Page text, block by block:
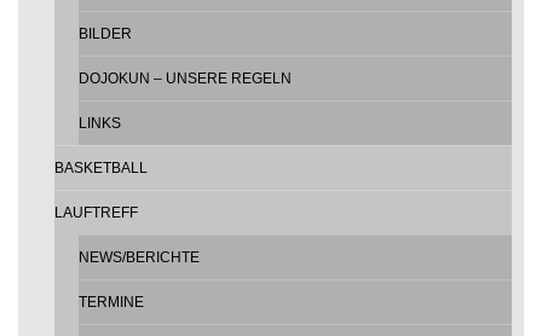
BILDER
DOJOKUN – UNSERE REGELN
LINKS
BASKETBALL
LAUFTREFF
NEWS/BERICHTE
TERMINE